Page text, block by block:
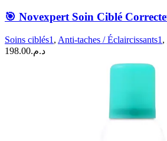
Novexpert
Soin
Correcteur
de
🎯 Novexpert Soin Ciblé
Soins ciblés1 , Anti-taches / Éclaircissants1 ,
د.م.198.00